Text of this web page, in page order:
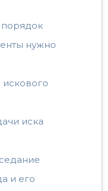
нужно
иска
и его